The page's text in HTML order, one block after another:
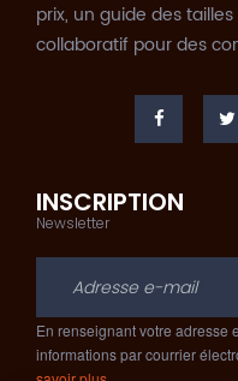
prix, un guide des
collaboratif pour des
INSCRIPTION
Newsletter
En renseignant votre adresse
informations par courrier